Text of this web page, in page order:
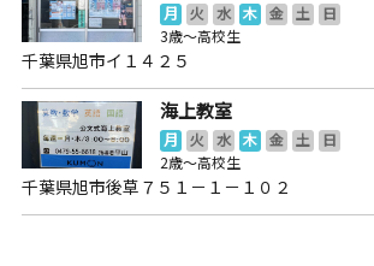
月 火 水 木 金 土
日
3歳～高校生
千葉県旭市イ１４２５
海上教室
月 火 水 木 金 土
日
2歳～高校生
千葉県旭市後草７５１－１－１０２